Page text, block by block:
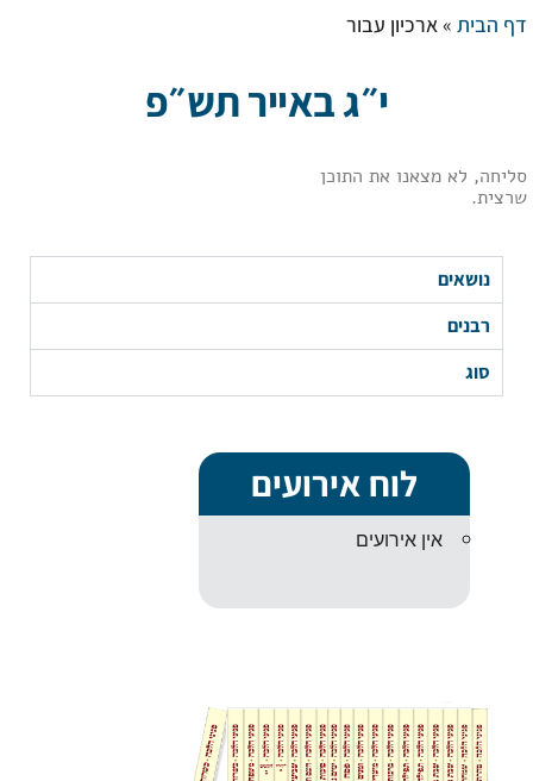
נושאים
רבנים
סוג
לוח אירועים
אין אירועים
דף הבית »ארכיון עבור
י״ג באייר תש״פ
סליחה, לא מצאנו את התוכן
שרצית.